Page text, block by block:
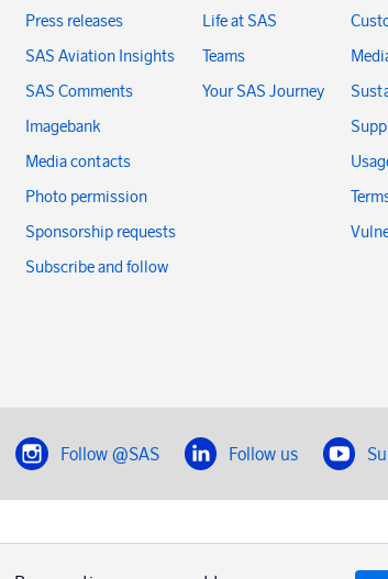
Press releases
SAS Aviation Insights
SAS Comments
Imagebank
Media contacts
Photo permission
Sponsorship requests
Subscribe and follow
Life at SAS
Teams
Your SAS Journey
Follow @SAS Follow us